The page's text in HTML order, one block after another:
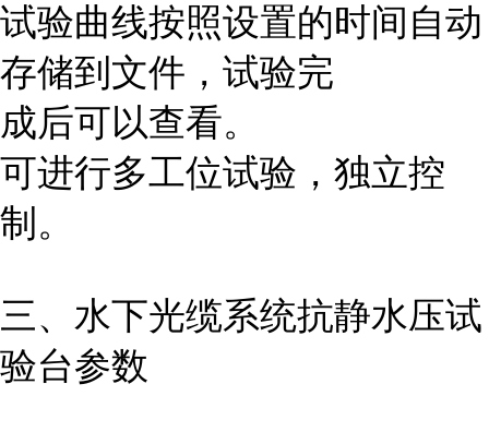
试验曲线按照设置的时间自动
存储到文件，试验完
成后可以查看。
可进行多工位试验，独立控
制。
三、水下光缆系统抗静水压试
验台参数